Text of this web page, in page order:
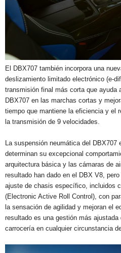
El DBX707 también incorpora una
deslizamiento limitado electrónico (e-
transmisión final más corta que ayuda
DBX707 en las marchas cortas y
tiempo que mantiene la eficiencia y el
la transmisión de 9 velocidades.
La suspensión neumática del
determinan su excepcional
arquitectura básica y las cámaras de
resultado han dado en el DBX V8,
ajuste de chasis específico, incluidos
(Electronic Active Roll Control), con
la sensación de agilidad y mejoran el
resultado es una gestión más
carrocería en cualquier circunstancia